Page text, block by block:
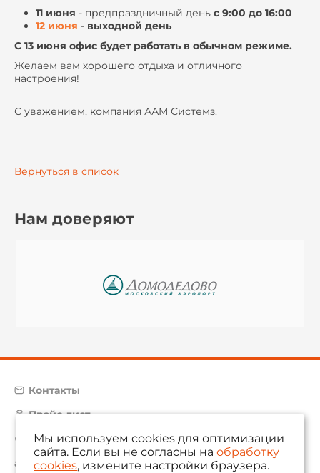
11 июня - предпраздничный день с 9:00 до 16:00
12 июня - выходной день
С 13 июня офис будет работать в обычном режиме.
Желаем вам хорошего отдыха и отличного
настроения!
С уважением, компания ААМ Системз.
Вернуться в список
Нам доверяют
Контакты
Прайс-лист
Карта сайта
aam@aamsystems.ru
Мы используем cookies для оптимизации
сайта. Если вы не согласны наобработку
cookies, измените настройки браузера.